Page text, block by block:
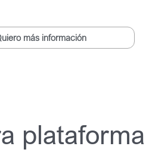
más información